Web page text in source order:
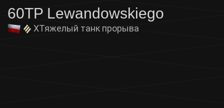
60TP Lewandowskiego
XТяжелый танк прорыва